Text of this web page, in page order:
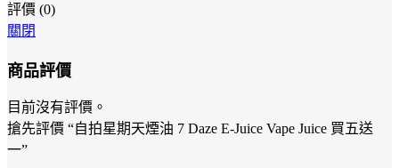
評價 (0)
關閉
商品評價
目前沒有評價。
搶先評價 “自拍星期天煙油 7 Daze E-Juice Vape Juice 買五送
一”